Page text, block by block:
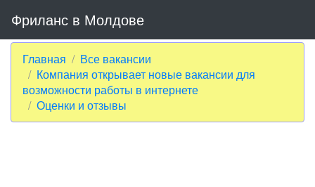
Фриланс в Молдове
Главная
Все вакансии
Компания открывает новые вакансии для
возможности работы в интернете
Оценки и отзывы